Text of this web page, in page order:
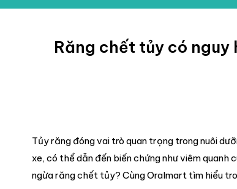
Răng chết tủy có
Tủy răng đóng vai trò quan trọng trong nuôi
xe, có thể dẫn đến biến chứng như viêm quanh
ngừa răng chết tủy? Cùng Oralmart tìm hiểu